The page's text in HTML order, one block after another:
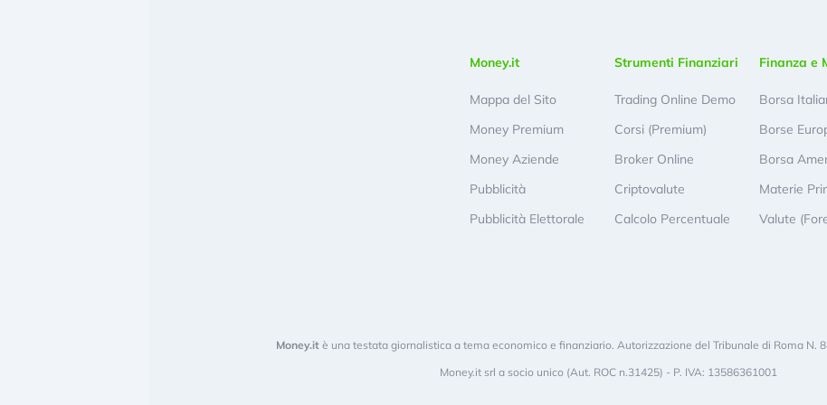
Money.it
Mappa del Sito
Money Premium
Money Aziende
Pubblicità
Pubblicità Elettorale
Strumenti Finanziari
Trading Online Demo
Corsi (Premium)
Broker Online
Criptovalute
Calcolo Percentuale
Finanza e
Borsa
Borse
Borsa
Materie
Valute
Money.it è una testata giornalistica a tema economico e finanziario. Autorizzazione del Tribunale di Roma N.
Money.it srl a socio unico (Aut. ROC n.31425) - P. IVA: 13586361001